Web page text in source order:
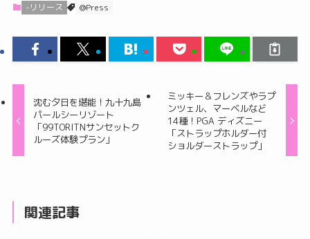
-リリース @Press
沈む夕日を堪能！九十九島
パールシーリゾート
「99TORITNサンセットク
ルーズ体験プラン」
ミッキー＆フレンズやラプ
ンツェル、マーベルなど
14種！PGA ディズニー
「ストラップホルダー付
ショルダーストラップ」
関連記事